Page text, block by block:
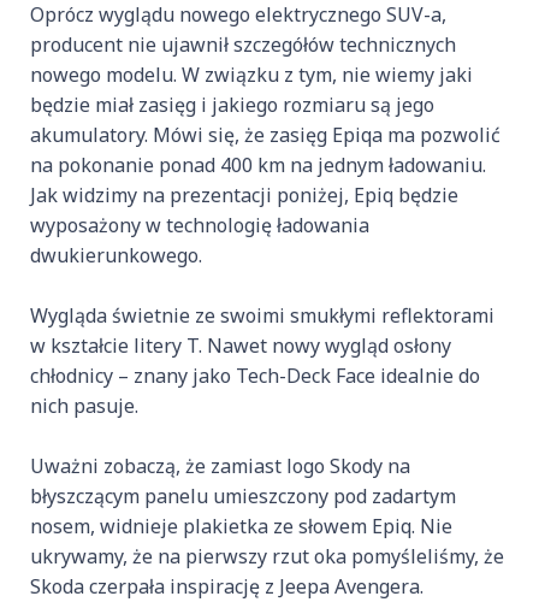
Oprócz wyglądu nowego elektrycznego SUV-a,
producent nie ujawnił szczegółów technicznych
nowego modelu. W związku z tym, nie wiemy jaki
będzie miał zasięg i jakiego rozmiaru są jego
akumulatory. Mówi się, że zasięg Epiqa ma pozwolić
na pokonanie ponad 400 km na jednym ładowaniu.
Jak widzimy na prezentacji poniżej, Epiq będzie
wyposażony w technologię ładowania
dwukierunkowego.
Wygląda świetnie ze swoimi smukłymi reflektorami
w kształcie litery T. Nawet nowy wygląd osłony
chłodnicy – ​​znany jako Tech-Deck Face idealnie do
nich pasuje.
Uważni zobaczą, że zamiast logo Skody na
błyszczącym panelu umieszczony pod zadartym
nosem, widnieje plakietka ze słowem Epiq. Nie
ukrywamy, że na pierwszy rzut oka pomyśleliśmy, że
Skoda czerpała inspirację z Jeepa Avengera.